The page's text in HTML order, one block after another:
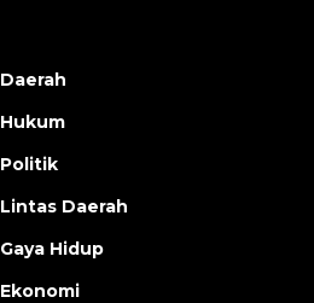
Daerah
Hukum
Politik
Lintas Daerah
Gaya Hidup
Ekonomi